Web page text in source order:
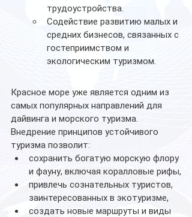
трудоустройства.
Содействие развитию малых и
средних бизнесов, связанных с
гостеприимством и
экологическим туризмом.
Красное море уже является одним из
самых популярных направлений для
дайвинга и морского туризма.
Внедрение принципов устойчивого
туризма позволит:
сохранить богатую морскую флору
и фауну, включая коралловые рифы,
привлечь сознательных туристов,
заинтересованных в экотуризме,
создать новые маршруты и виды